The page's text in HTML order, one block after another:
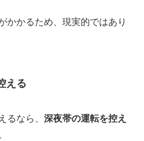
かかるため、現実的ではあり
える
るなら、 深夜帯の運転を控え